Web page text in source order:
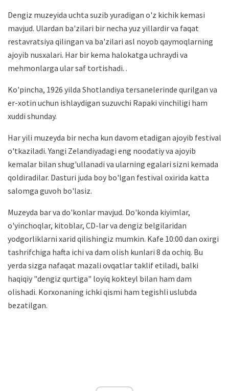
Dengiz muzeyida uchta suzib yuradigan o'z kichik kemasi
mavjud. Ulardan ba'zilari bir necha yuz yillardir va faqat
restavratsiya qilingan va ba'zilari asl noyob qaymoqlarning
ajoyib nusxalari. Har bir kema halokatga uchraydi va
mehmonlarga ular saf tortishadi. .
Ko'pincha, 1926 yilda Shotlandiya tersanelerinde qurilgan va
er-xotin uchun ishlaydigan suzuvchi Rapaki vinchiligi ham
xuddi shunday.
Har yili muzeyda bir necha kun davom etadigan ajoyib festival
o'tkaziladi. Yangi Zelandiyadagi eng noodatiy va ajoyib
kemalar bilan shug'ullanadi va ularning egalari sizni kemada
qoldiradilar. Dasturi juda boy bo'lgan festival oxirida katta
salomga guvoh bo'lasiz.
Muzeyda bar va do'konlar mavjud. Do'konda kiyimlar,
o'yinchoqlar, kitoblar, CD-lar va dengiz belgilaridan
yodgorliklarni xarid qilishingiz mumkin. Kafe 10:00 dan oxirgi
tashrifchiga hafta ichi va dam olish kunlari 8 da ochiq. Bu
yerda sizga nafaqat mazali ovqatlar taklif etiladi, balki
haqiqiy "dengiz qurtiga" loyiq kokteyl bilan ham dam
olishadi. Korxonaning ichki qismi ham tegishli uslubda
bezatilgan.